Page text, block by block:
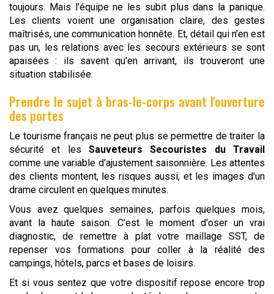
toujours. Mais l'équipe ne les subit plus dans la panique.
Les clients voient une organisation claire, des gestes
maîtrisés, une communication honnête. Et, détail qui n'en est
pas un, les relations avec les secours extérieurs se sont
apaisées : ils savent qu'en arrivant, ils trouveront une
situation stabilisée.
Prendre le sujet à bras-le-corps avant l'ouverture
des portes
Le tourisme français ne peut plus se permettre de traiter la
sécurité et les Sauveteurs Secouristes du Travail
comme une variable d'ajustement saisonnière. Les attentes
des clients montent, les risques aussi, et les images d'un
drame circulent en quelques minutes.
Vous avez quelques semaines, parfois quelques mois,
avant la haute saison. C'est le moment d'oser un vrai
diagnostic, de remettre à plat votre maillage SST, de
repenser vos formations pour coller à la réalité des
campings, hôtels, parcs et bases de loisirs.
Et si vous sentez que votre dispositif repose encore trop